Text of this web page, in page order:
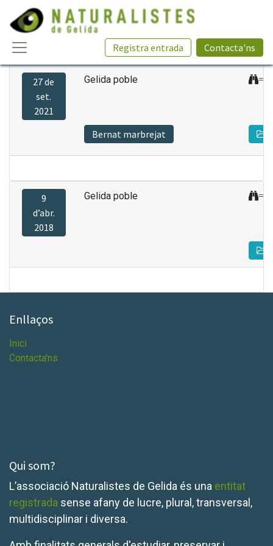
Registra entrada Contacta'ns
27 de
set.
2021
Gelida poble =1
Bernat marbrejat
9
d’abr.
2018
Gelida poble =0
Enllaços
Inici
Contacta'ns
Qui som?
L’associació Naturalistes de Gelida és una entitat
registrada sense afany de lucre, plural, transversal,
multidisciplinar i diversa.